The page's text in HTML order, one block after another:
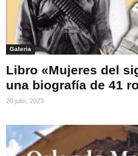
Galeria
Libro «Mujeres del
una biografía de 41
20 julio, 2023